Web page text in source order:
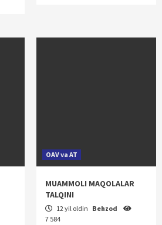
OAV va AT
MUAMMOLI MAQOLALAR
TALQINI
12 yil oldin Behzod
7 584